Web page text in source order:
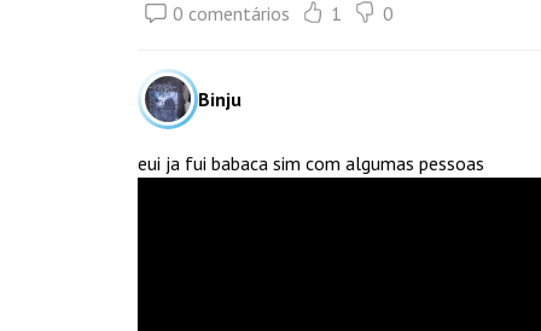
0 comentários 1 0
Binju
eui ja fui babaca sim com algumas pessoas